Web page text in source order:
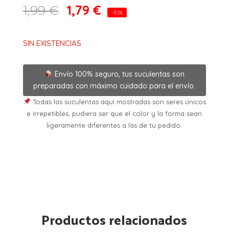
1,99€ 1,79 € -10%
SIN EXISTENCIAS
Envío 100% seguro, tus suculentas son
preparadas con máximo cuidado para el envío.
Todas las suculentas aquí mostradas son seres únicos
e irrepetibles, pudiera ser que el color y la forma sean
ligeramente diferentes a las de tu pedido.
Productos relacionados